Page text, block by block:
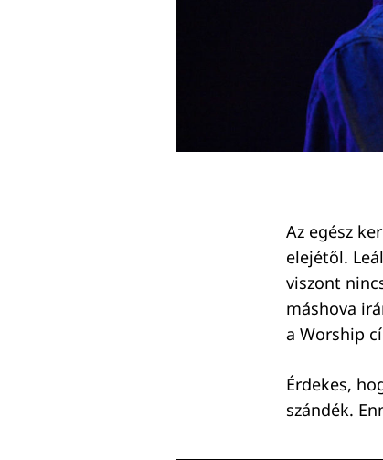
Az egész
elejétől.
viszont
máshova
a Worship
Érdekes,
szándék.